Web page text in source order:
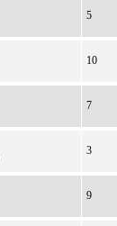
5
10
7
3
9